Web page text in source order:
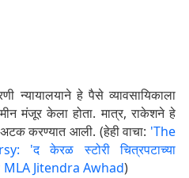
न्यायालयाने हे पैसे व्यावसायिकाला
मंजूर केला होता. मात्र, राकेशने हे
करण्यात आली. (हेही वाचा: 'The
'द केरळ स्टोरी चित्रपटाच्या
MLA Jitendra Awhad)